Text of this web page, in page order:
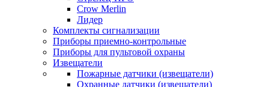
Crow Merlin
Лидер
Комплекты сигнализации
Приборы приемно-контрольные
Приборы для пультовой охраны
Извещатели
Пожарные датчики (извещатели)
Охранные датчики (извещатели)